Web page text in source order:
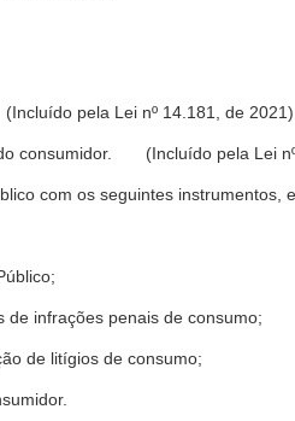
pela Lei nº 14.181, de 2021)
consumidor. (Incluído pela Lei
com os seguintes instrumentos,
infrações penais de consumo;
de litígios de consumo;